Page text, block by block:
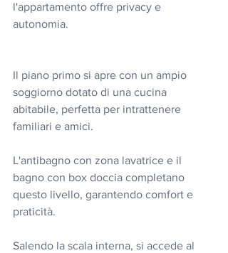
l'appartamento offre privacy e
autonomia.
Il piano primo si apre con un ampio
soggiorno dotato di una cucina
abitabile, perfetta per intrattenere
familiari e amici.
L'antibagno con zona lavatrice e il
bagno con box doccia completano
questo livello, garantendo comfort e
praticità.
Salendo la scala interna, si accede al